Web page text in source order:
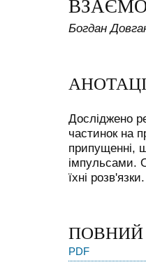
Богдан
Досліджено
частинок на
припущенні,
імпульсами.
їхні розв'язки.
ПОВНИЙ
PDF